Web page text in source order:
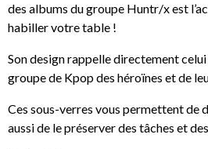
des albums du groupe Huntr/x est
habiller votre table !
Son design rappelle directement
groupe de Kpop des héroïnes et de
Ces sous-verres vous permettent de
aussi de le préserver des tâches et